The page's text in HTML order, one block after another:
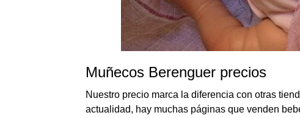
Muñecos Berenguer precios
Nuestro precio marca la diferencia con otras
actualidad, hay muchas páginas que venden